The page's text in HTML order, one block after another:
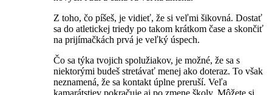
Z toho, čo píšeš, je vidieť, že si veľmi šikovná. Dostať
sa do atletickej triedy po takom krátkom čase a skončiť
na prijímačkách prvá je veľký úspech.
Čo sa týka tvojich spolužiakov, je možné, že sa s
niektorými budeš stretávať menej ako doteraz. To však
neznamená, že sa kontakt úplne preruší. Veľa
kamarátstiev pokračuje aj po zmene školy. Môžete si